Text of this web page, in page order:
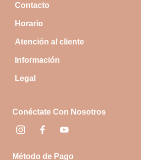
Contacto
Horario
Atención al cliente
Información
Legal
Conéctate Con Nosotros
InstagramFacebookfooter.socialNetworks.youtube
Método de Pago